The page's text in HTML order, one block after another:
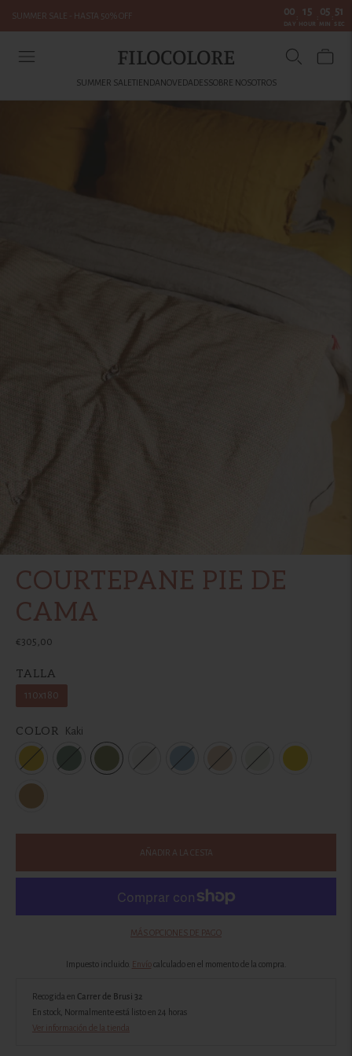
SUMMER SALE - HASTA 50% OFF 00
DAY
: 15
HOUR
: 05
MIN
: 50
SEC
FILOCOLORE
SUMMER SALETIENDANOVEDADESSOBRE NOSOTROS
COURTEPANE PIE DE
CAMA
€305,00
TALLA
110x180
COLOR Kaki
AÑADIR A LA CESTA
MÁS OPCIONES DE PAGO
Impuesto incluido. Envíocalculado en el momento de la compra.
Recogida en Carrer de Brusi 32
En stock, Normalmente está listo en 24 horas
Ver información de la tienda